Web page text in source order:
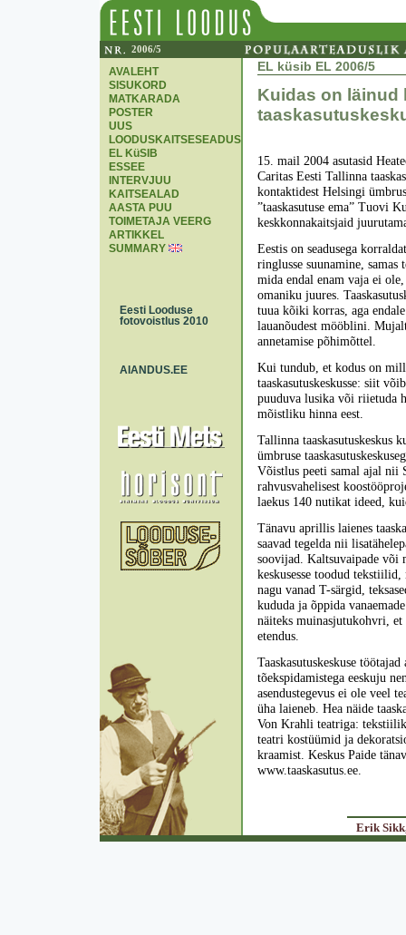
2006/5
AVALEHT
SISUKORD
MATKARADA
POSTER
UUS
LOODUSKAITSESEADUS
EL KüSIB
ESSEE
INTERVJUU
KAITSEALAD
AASTA PUU
TOIMETAJA VEERG
ARTIKKEL
SUMMARY
Eesti Looduse
fotovoistlus 2010
AIANDUS.EE
EL küsib EL 2006/5
Kuidas on läinud
15. mail 2004 asutasid
Caritas Eesti Tallinna
kontaktidest Helsingi
”taaskasutuse ema” Tuovi
keskkonnakaitsjaid
Eestis on seadusega
ringlusse suunamine,
mida endal enam vaja ei
omaniku juures.
tuua kõiki korras, aga
lauanõudest mööblini.
annetamise põhimõttel.
Kui tundub, et kodus on
taaskasutuskeskusse: siit
puuduva lusika või riietuda
mõistliku hinna eest.
Tallinna taaskasutuskeskus
ümbruse
Võistlus peeti samal ajal nii
rahvusvahelisest
laekus 140 nutikat ideed,
Tänavu aprillis laienes
saavad tegelda nii
soovijad. Kaltsuvaipade või
keskusesse toodud
nagu vanad T-särgid,
kududa ja õppida
näiteks muinasjutukohvri, et
etendus.
Taaskasutuskeskuse
tõekspidamistega eeskuju
asendustegevus ei ole veel
üha laieneb. Hea näide
Von Krahli teatriga:
teatri kostüümid ja
kraamist. Keskus Paide
www.taaskasutus.ee.
Erik